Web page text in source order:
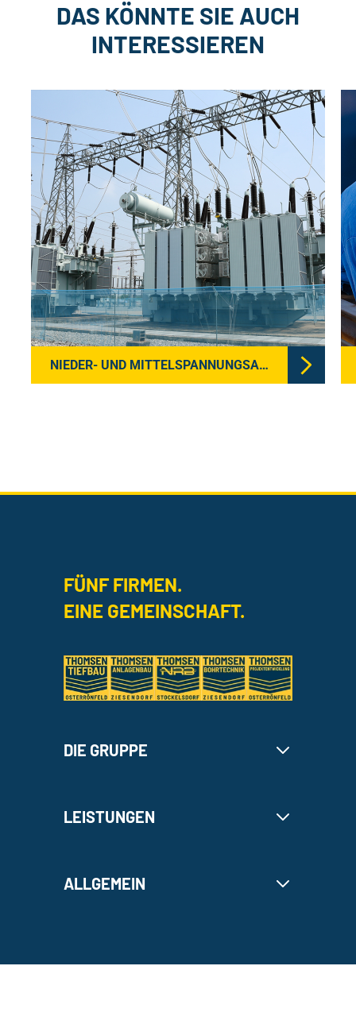
DAS KÖNNTE SIE AUCH
INTERESSIEREN
NIEDER- UND MITTELSPANNUNGSANLAGEN
FÜNF FIRMEN.
EINE GEMEINSCHAFT.
DIE GRUPPE
LEISTUNGEN
ALLGEMEIN